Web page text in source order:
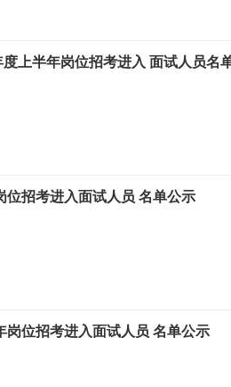
上半年岗位招考进入 面试人员名
招考进入面试人员 名单公示
位招考进入面试人员 名单公示